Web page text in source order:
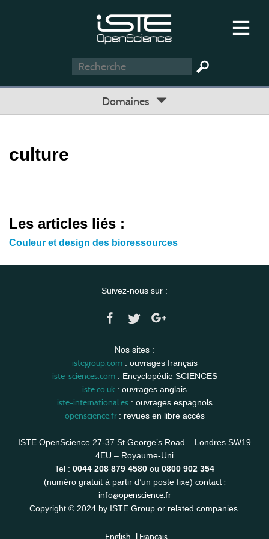
Domaines
culture
Les articles liés :
Couleur et design des bioressources
Suivez-nous sur :
Nos sites :
istegroup.com: ouvrages français
iste-sciences.com: Encyclopédie SCIENCES
iste.co.uk : ouvrages anglais
iste-international.es: ouvrages espagnols
openscience.fr: revues en libre accès
ISTE OpenScience 27-37 St George’s Road – Londres SW19
4EU – Royaume-Uni
Tel : 0044 208 879 4580 ou 0800 902 354
(numéro gratuit à partir d’un poste fixe) contact :
info@openscience.fr
Copyright © 2024 by ISTE Group or related companies.
English | Français